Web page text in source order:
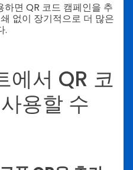
면 QR 코드 캠페인을 추
없이 장기적으로 더 많은
.
에서 QR 코
용할 수